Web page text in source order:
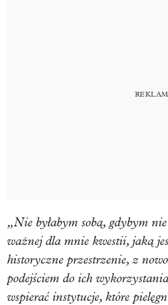
„Nie byłabym sobą, gdybym
ważnej dla mnie kwestii, jaką
historyczne przestrzenie, z
podejściem do ich
wspierać instytucje, które